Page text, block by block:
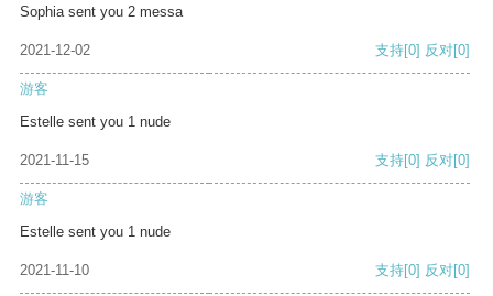
Sophia sent you 2 messa
2021-12-02 支持[0] 反对[0]
游客
Estelle sent you 1 nude
2021-11-15 支持[0] 反对[0]
游客
Estelle sent you 1 nude
2021-11-10 支持[0] 反对[0]